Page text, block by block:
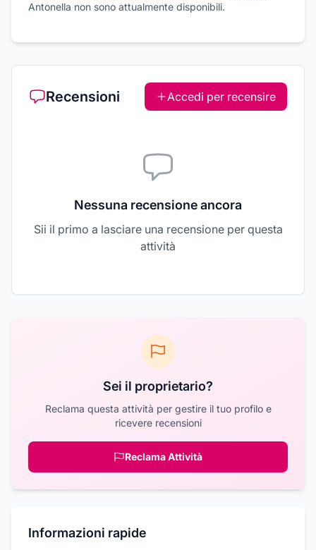
Antonella non sono attualmente disponibili.
Recensioni Accedi per recensire
Nessuna recensione ancora
Sii il primo a lasciare una recensione per questa
attività
Sei il proprietario?
Reclama questa attività per gestire il tuo profilo e
ricevere recensioni
Reclama Attività
Informazioni rapide